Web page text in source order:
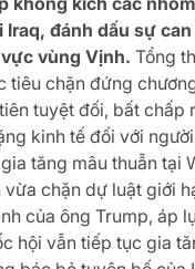
Iraq, đánh dấu sự
vùng Vịnh. Tổng
tiêu chặn đứng
tuyệt đối, bất chấp
kinh tế đối với
tăng mâu thuẫn tại
chặn dự luật giới
của ông Trump, áp
hội vẫn tiếp tục gia